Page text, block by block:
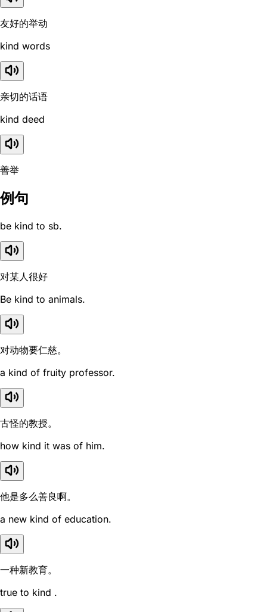
友好的举动
kind words
亲切的话语
kind deed
善举
例句
be kind to sb.
对某人很好
Be kind to animals.
对动物要仁慈。
a kind of fruity professor.
古怪的教授。
how kind it was of him.
他是多么善良啊。
a new kind of education.
一种新教育。
true to kind .